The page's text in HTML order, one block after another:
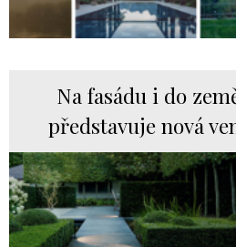
Na fasádu i do
představuje nová